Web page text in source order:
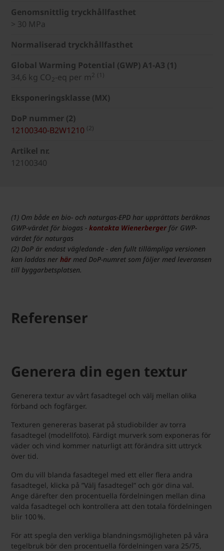
Genomsnittlig tryckhållfasthet
> 30 MPa
Normaliserad tryckhållfasthet
Global Warming Potential (GWP) A1-A3 (1)
34,6 kg CO2-eq per m2 (1)
Eksponeringsklasse (MX)
DoP nummer (2)
12100340-B2W1210 (2)
Artikel nr.
12100340
(1) Om både en bio- och naturgas-EPD har upprättats beräknas
GWP-värdet för biogas - kontakta Wienerberger för GWP-
värdet för naturgas
(2) DoP är endast vägledande - den fullt tillämpliga versionen
kan laddas ner här med DoP-numret som följer med leveransen
till byggarbetsplatsen.
Referenser
Generera din egen textur
Generera textur av vårt fasadtegel och välj mellan olika
förband och fogfärger.
Texturen genereras baserat på studiobilder av torra
fasadtegel (modellfoto). Färdigt murverk som exponeras för
väder och vind kommer naturligt att förändra sitt uttryck
över tid.
Om du vill blanda fasadtegel med ett eller flera andra
fasadtegel, klicka på ”Välj fasadtegel” och gör dina val.
Ange därefter den procentuella fördelningen mellan dina
valda fasadtegel och kontrollera att den totala fördelningen
blir 100 %.
För att spegla den verkliga blandningsmöjligheten på våra
tegelbruk bör den procentuella fördelningen vara 25/75,